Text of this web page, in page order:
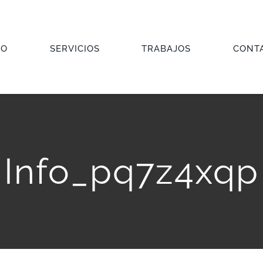
SERVICIOS TRABAJOS
Info_pq7z4xqp